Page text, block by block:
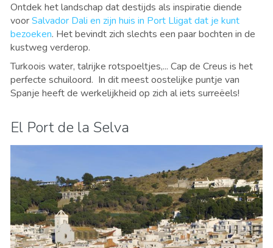
Ontdek het landschap dat destijds als inspiratie diende
voorSalvador Dali en zijn huis in Port Lligat dat je kunt
bezoeken. Het bevindt zich slechts een paar bochten in de
kustweg verderop.
Turkoois water, talrijke rotspoeltjes,... Cap de Creus is het
perfecte schuiloord. In dit meest oostelijke puntje van
Spanje heeft de werkelijkheid op zich al iets surreëels!
El Port de la Selva